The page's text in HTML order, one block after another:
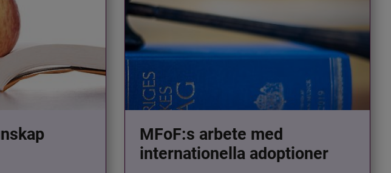
MFoF:s arbete med
internationella adoptioner